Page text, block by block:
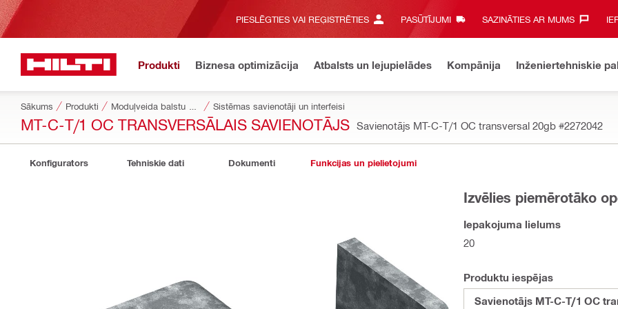
PIESLĒGTIES VAI REĢISTRĒTIES PASŪTĪJUMI SAZINĀTIES AR MUMS‎
Produkti Biznesa optimizācija Atbalsts un lejupielādes Kompānija Inženiertehniskie
Sākums Produkti Sistēmas savienotāji un interfeisi
MT-C-T/1 OC TRANSVERSĀLAIS SAVIENOTĀJS Savienotājs MT-C-T/1 OC transversal 20gb #2272042
Konfigurators Tehniskie dati Dokumenti Funkcijas un pielietojumi
Izvēlies piemērotāko
Iepakojuma lielums
20
Produktu iespējas
Savienotājs MT-C-T/1 OC